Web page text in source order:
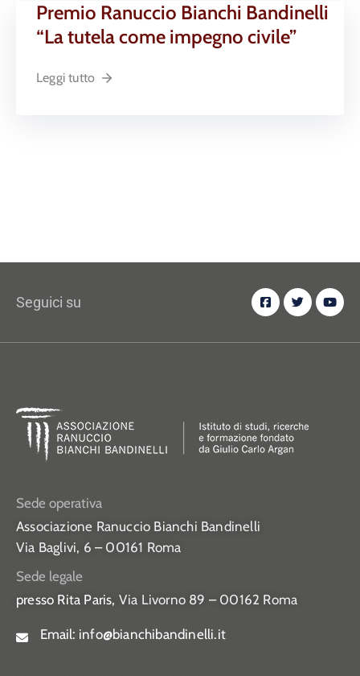
Premio Ranuccio Bianchi Bandinelli
“La tutela come impegno civile”
Leggi tutto
Seguici su
Sede operativa
Associazione Ranuccio Bianchi Bandinelli
Via Baglivi, 6 – 00161 Roma
Sede legale
presso Rita Paris, Via Livorno 89 – 00162 Roma
Email: info@bianchibandinelli.it